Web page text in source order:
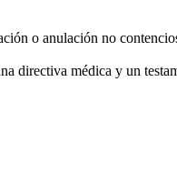
o anulación no
directiva médica y un